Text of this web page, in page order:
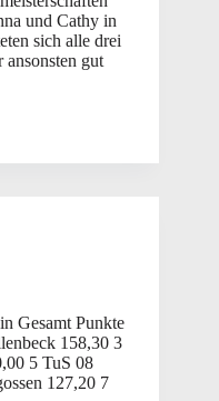
und Cathy in
sich alle drei
ansonsten gut
Gesamt Punkte
158,30 3
5 TuS 08
127,20 7